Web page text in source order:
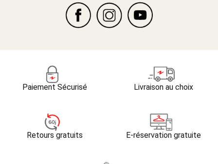
Paiement Sécurisé Livraison au choix
Retours gratuits E-réservation gratuite